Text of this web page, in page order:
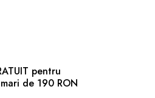
pentru
de 190 RON